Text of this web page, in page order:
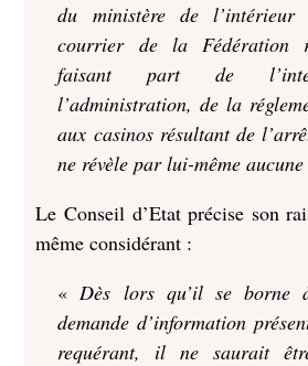
du ministère de
courrier de la Fédération
faisant part de
l’administration, de la
aux casinos résultant de
ne révèle par lui-même
Le Conseil d’Etat précise son
même considérant :
«Dès lors qu’il se borne
demande d’information
requérant, il ne saurait